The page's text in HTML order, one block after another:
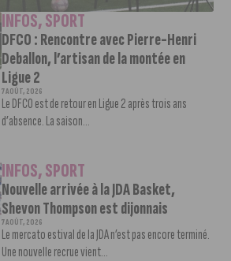
INFOS,SPORT
DFCO : Rencontre avec Pierre-Henri
Deballon, l’artisan de la montée en
Ligue 2
7 AOÛT, 2026
Le DFCO est de retour en Ligue 2 après trois ans
d’absence. La saison...
INFOS,SPORT
Nouvelle arrivée à la JDA Basket,
Shevon Thompson est dijonnais
7 AOÛT, 2026
Le mercato estival de la JDA n’est pas encore terminé.
Une nouvelle recrue vient...